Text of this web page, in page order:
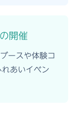
開催
ースや体験コ
あいイベン